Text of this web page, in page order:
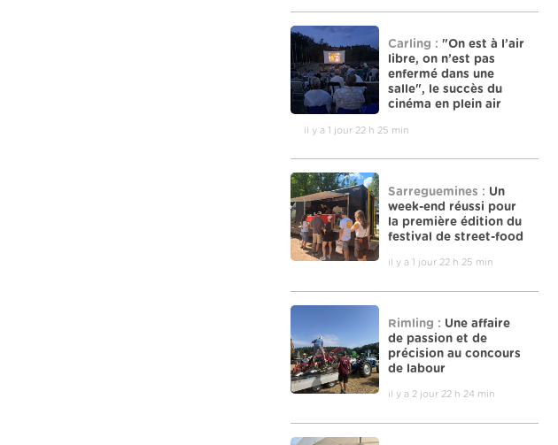
Carling : "On est à l’air
libre, on n’est pas
enfermé dans une
salle", le succès du
cinéma en plein air
il y a 1 jour 22 h 25 min
Sarreguemines : Un
week-end réussi pour
la première édition du
festival de street-food
il y a 1 jour 22 h 25 min
Rimling : Une affaire
de passion et de
précision au concours
de labour
il y a 2 jour 22 h 24 min